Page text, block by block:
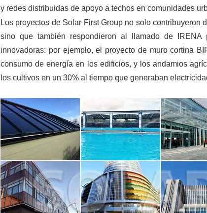
y redes distribuidas de apoyo a techos en comunidades
Los proyectos de Solar First Group no solo
sino que también respondieron al llamado de IRENA
innovadoras: por ejemplo, el proyecto de muro cortina
consumo de energía en los edificios, y los andamios
los cultivos en un 30% al tiempo que generaban